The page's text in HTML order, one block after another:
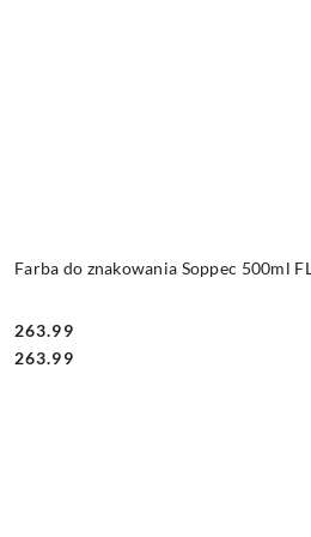
Farba do znakowania Soppec 500ml
Cena:
263.99
Cena:
263.99